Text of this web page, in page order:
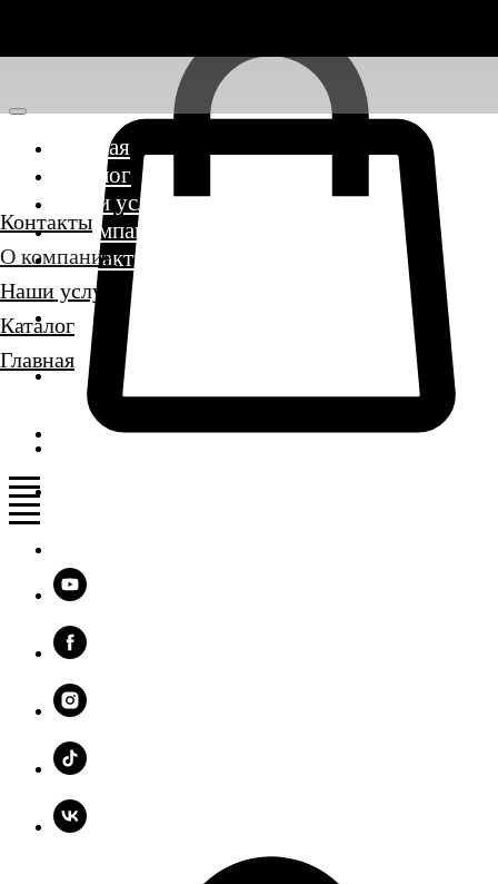
Главная
Каталог
Наши услуги
О компании
Контакты
Контакты
О компании
Наши услуги
Каталог
Главная